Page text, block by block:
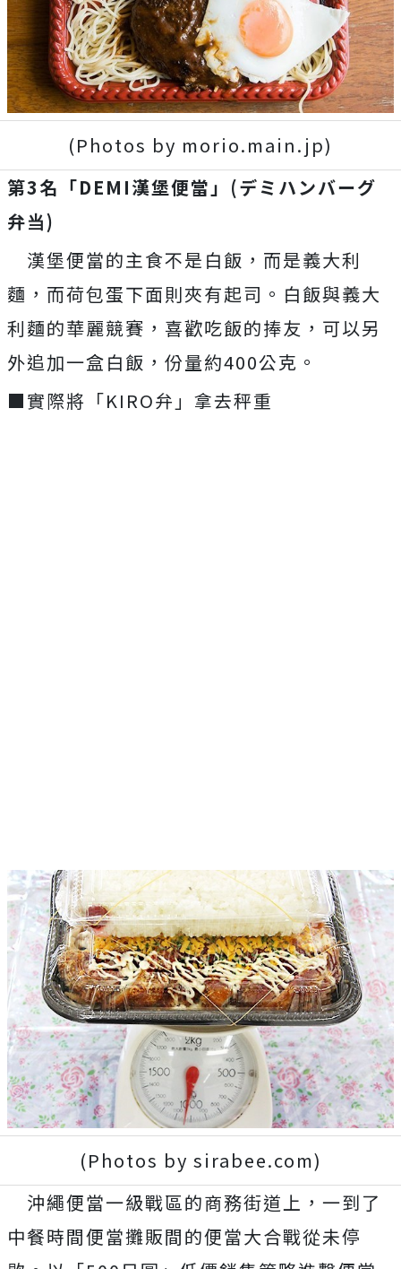
(Photos by morio.main.jp)
第3名「DEMI漢堡便當」(デミハンバーグ
弁当)
漢堡便當的主食不是白飯，而是義大利
麵，而荷包蛋下面則夾有起司。白飯與義大
利麵的華麗競賽，喜歡吃飯的捧友，可以另
外追加一盒白飯，份量約400公克。
■實際將「KIRO弁」拿去秤重
(Photos by sirabee.com)
沖繩便當一級戰區的商務街道上，一到了
中餐時間便當攤販間的便當大合戰從未停